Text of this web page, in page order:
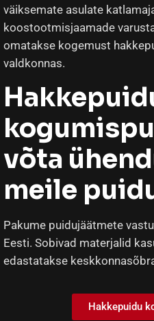
väiksemate asulate
koostootmisjaamade
omatakse kogemust
valdkonnas.
võta
meile
Pakume puidujäätmete
Eesti. Sobivad materjalid
edastatakse
Hakkepuidu